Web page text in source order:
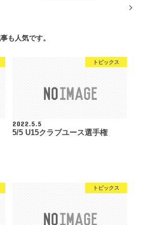
も人気です。
トピックス
2022.5.5
5/5 U15クラブユース選手権
トピックス